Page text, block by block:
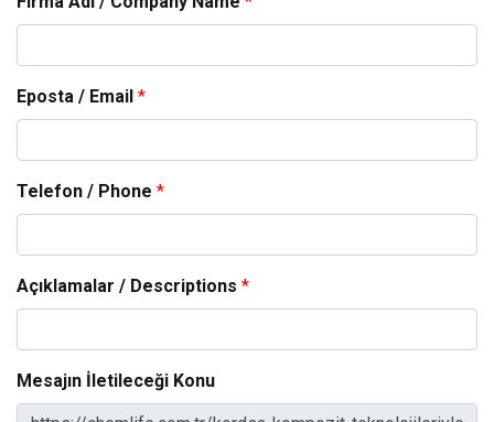
Eposta / Email *
Telefon / Phone *
Açıklamalar / Descriptions *
Mesajın İletileceği Konu